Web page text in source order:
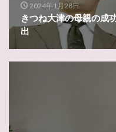
2024年1月28日
きつね大津の母親の成
出